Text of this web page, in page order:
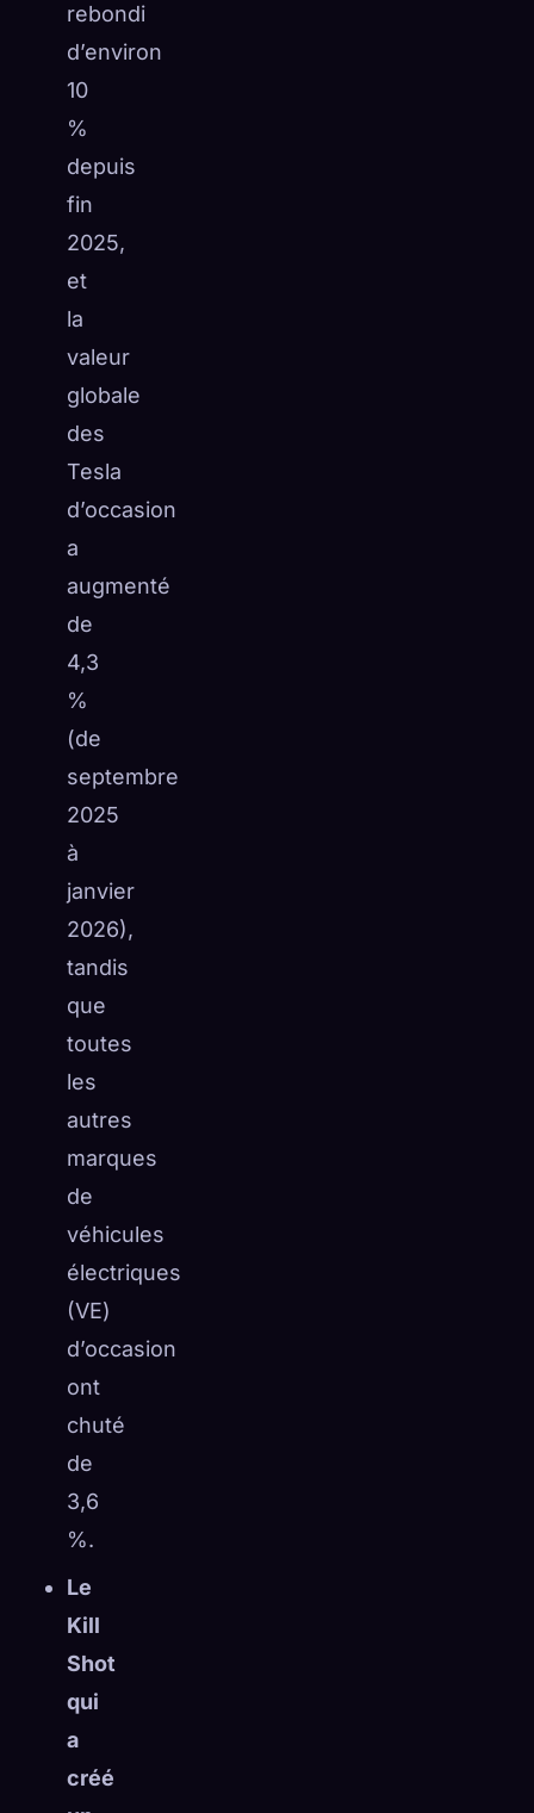
rebondi
d’environ
10
%
depuis
fin
2025,
et
la
valeur
globale
des
Tesla
d’occasion
a
augmenté
de
4,3
%
(de
septembre
2025
à
janvier
2026),
tandis
que
toutes
les
autres
marques
de
véhicules
électriques
(VE)
d’occasion
ont
chuté
de
3,6
%.
Le
Kill
Shot
qui
a
créé